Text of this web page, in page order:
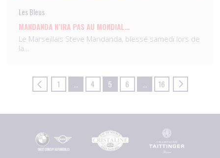
Les Bleus
MANDANDA N’IRA PAS AU MONDIAL…
Le Marseillais Steve Mandanda, blessé samedi lors de
la…
1 4 5 6 16